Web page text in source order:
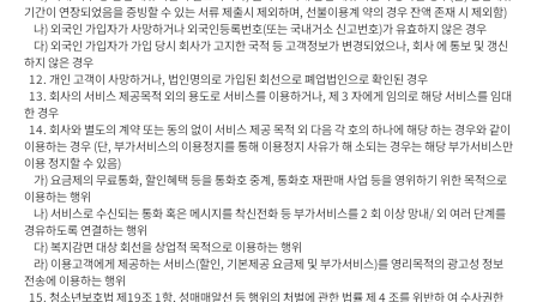
기간이 연장되었음을 증빙할 수 있는 서류 제출시 제외하며, 선불이용계 약의 경우 잔액 존재 시 제외함)
하지 않은 경우
한 경우
이용하는 경우 (단, 부가서비스의 이용정지를 통해 이용정지 사유가 해 소되는 경우는 해당 부가서비스만
이용 정지할 수 있음)
이용하는 행위
경유하도록 연결하는 행위
전송에 이용하는 행위